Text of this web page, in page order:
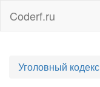
Coderf.ru
Уголовный